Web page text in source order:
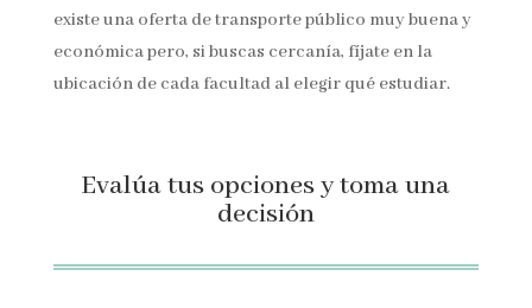
existe una oferta de transporte público muy buena y
económica pero, si buscas cercanía, fíjate en la
ubicación de cada facultad al elegir qué estudiar.
Evalúa tus opciones y toma una
decisión